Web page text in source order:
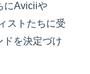
にAviciiや
ストたちに受
ドを決定づけ